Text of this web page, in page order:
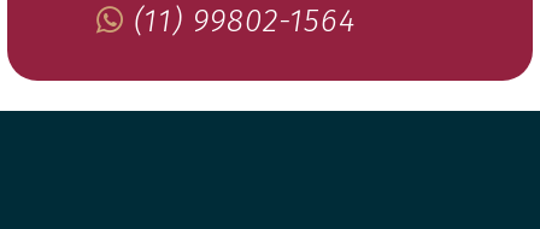
(11) 99802-1564